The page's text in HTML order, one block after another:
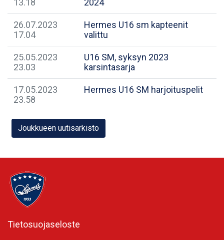
13.18 2024
26.07.2023
17.04
Hermes U16 sm kapteenit
valittu
25.05.2023
23.03
U16 SM, syksyn 2023
karsintasarja
17.05.2023
23.58
Hermes U16 SM harjoituspelit
Joukkueen uutisarkisto
Tietosuojaseloste